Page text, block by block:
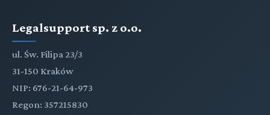
Legalsupport sp. z o.o.
ul. Św. Filipa 23/3
31-150 Kraków
NIP: 676-21-64-973
Regon: 357215830